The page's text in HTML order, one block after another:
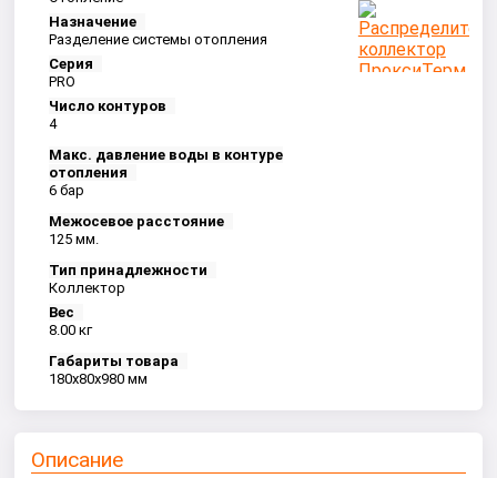
Назначение
Разделение системы отопления
Серия
PRO
Число контуров
4
Макс. давление воды в контуре
отопления
6 бар
Межосевое расстояние
125 мм.
Тип принадлежности
Коллектор
Вес
8.00 кг
Габариты товара
180x80x980 мм
Описание